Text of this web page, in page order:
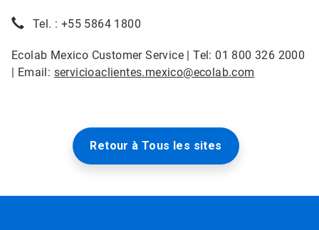
Tel. : +55 5864 1800
Ecolab Mexico Customer Service | Tel: 01 800 326 2000
| Email: servicioaclientes.mexico@ecolab.com
Retour à Tous les sites